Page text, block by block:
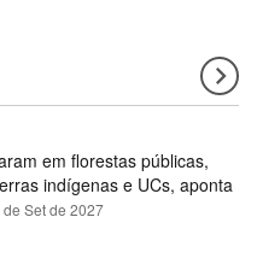
em florestas públicas,
indígenas e UCs, aponta
de Set de 2027